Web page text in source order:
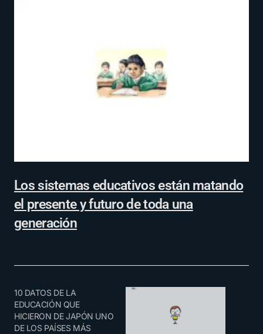
Los sistemas educativos están matando
el presente y futuro de toda una
generación
10 DATOS DE LA
EDUCACIÓN QUE
HICIERON DE JAPÓN UNO
DE LOS PAÍSES MÁS